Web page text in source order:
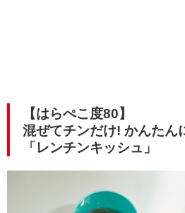
【はらぺこ度80】
混ぜてチンだけ! かんたん
「レンチンキッシュ」